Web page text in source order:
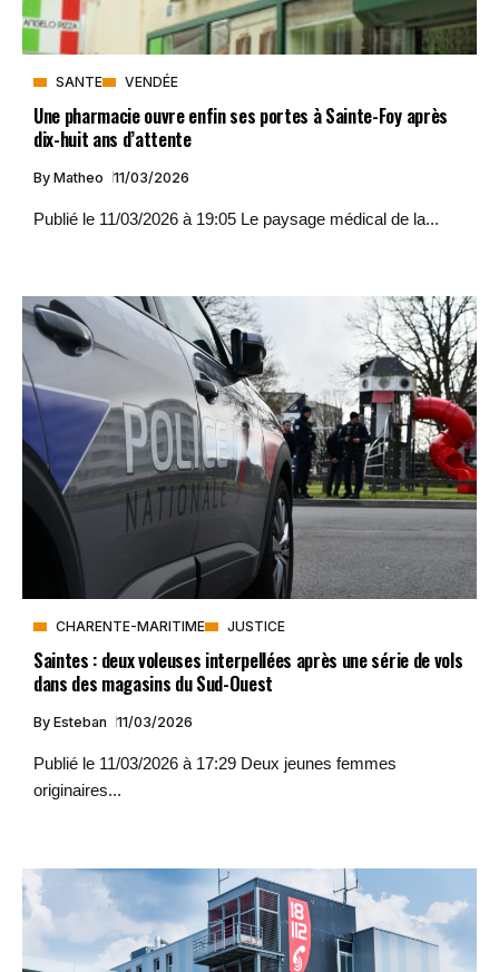
SANTE VENDÉE
Une pharmacie ouvre enfin ses portes à Sainte-Foy après
dix-huit ans d’attente
By Matheo 11/03/2026
Publié le 11/03/2026 à 19:05 Le paysage médical de la...
CHARENTE-MARITIME JUSTICE
Saintes : deux voleuses interpellées après une série de vols
dans des magasins du Sud-Ouest
By Esteban 11/03/2026
Publié le 11/03/2026 à 17:29 Deux jeunes femmes
originaires...